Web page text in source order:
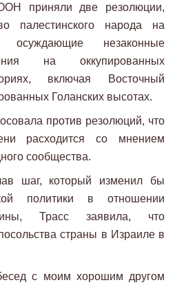
приняли две резолюции,
палестинского народа на
осуждающие незаконные
на оккупированных
включая Восточный
Голанских высотах.
против резолюций, что
расходится со мнением
сообщества.
шаг, который изменил бы
политики в отношении
Трасс заявила, что
страны в Израиле в
с моим хорошим другом